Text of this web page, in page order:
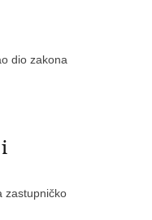
dio zakona
zastupničko